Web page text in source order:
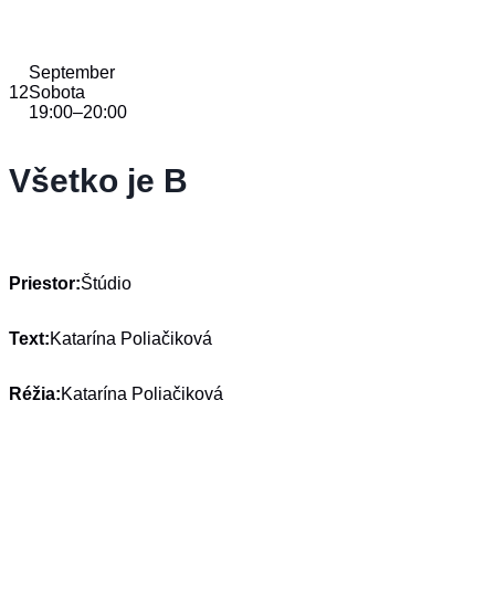
12
September
Sobota
19:00–20:00
Všetko je B
Priestor:Štúdio
Text:Katarína Poliačiková
Réžia:Katarína Poliačiková